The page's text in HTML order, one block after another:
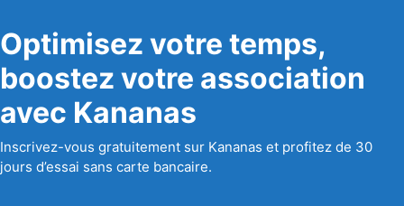
Optimisez votre temps,
boostez votre association
avec Kananas
Inscrivez-vous gratuitement sur Kananas et profitez de 30
jours d’essai sans carte bancaire.